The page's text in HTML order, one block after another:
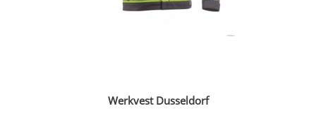
Werkvest Dusseldorf